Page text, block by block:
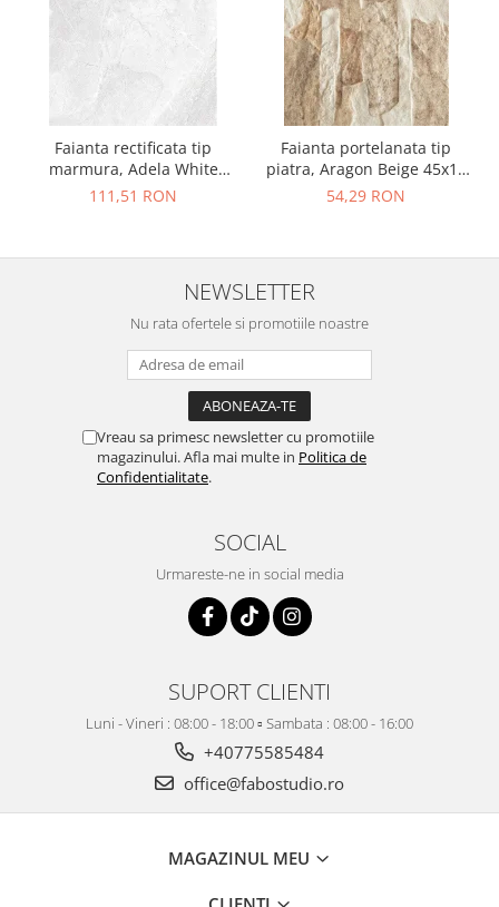
Faianta rectificata tip
marmura, Adela White
30x90, alb, finisaj lucios
111,51 RON
Faianta portelanata tip
piatra, Aragon Beige 45x15
cm, bej, finisaj mat
54,29 RON
NEWSLETTER
Nu rata ofertele si promotiile noastre
Vreau sa primesc newsletter cu promotiile
magazinului. Afla mai multe in Politica de
Confidentialitate.
SOCIAL
Urmareste-ne in social media
SUPORT CLIENTI
Luni - Vineri : 08:00 - 18:00 ▫️ Sambata : 08:00 - 16:00
+40775585484
office@fabostudio.ro
MAGAZINUL MEU